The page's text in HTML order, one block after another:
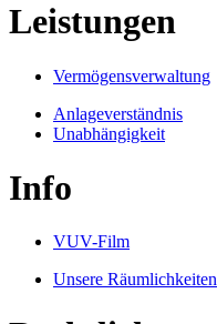
Leistungen
Vermögensverwaltung
Anlageverständnis
Unabhängigkeit
Info
VUV-Film
Unsere Räumlichkeiten